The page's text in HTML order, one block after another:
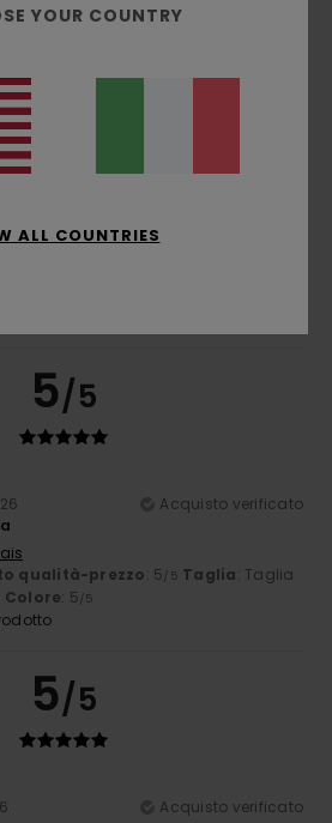
5 /5
5/5
Acquisto verificato
qualità-prezzo: 5 /5 Taglia: Taglia
Colore: 5 /5
5/5
Acquisto verificato
YOUR COUNTRY
ALL COUNTRIES